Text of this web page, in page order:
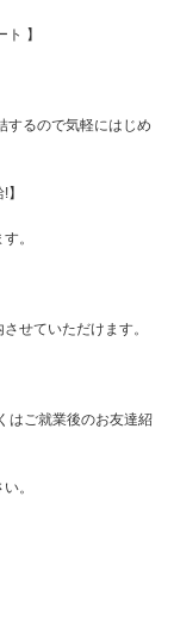
】
するので気軽にはじめ
。
せていただけます。
はご就業後のお友達紹
。